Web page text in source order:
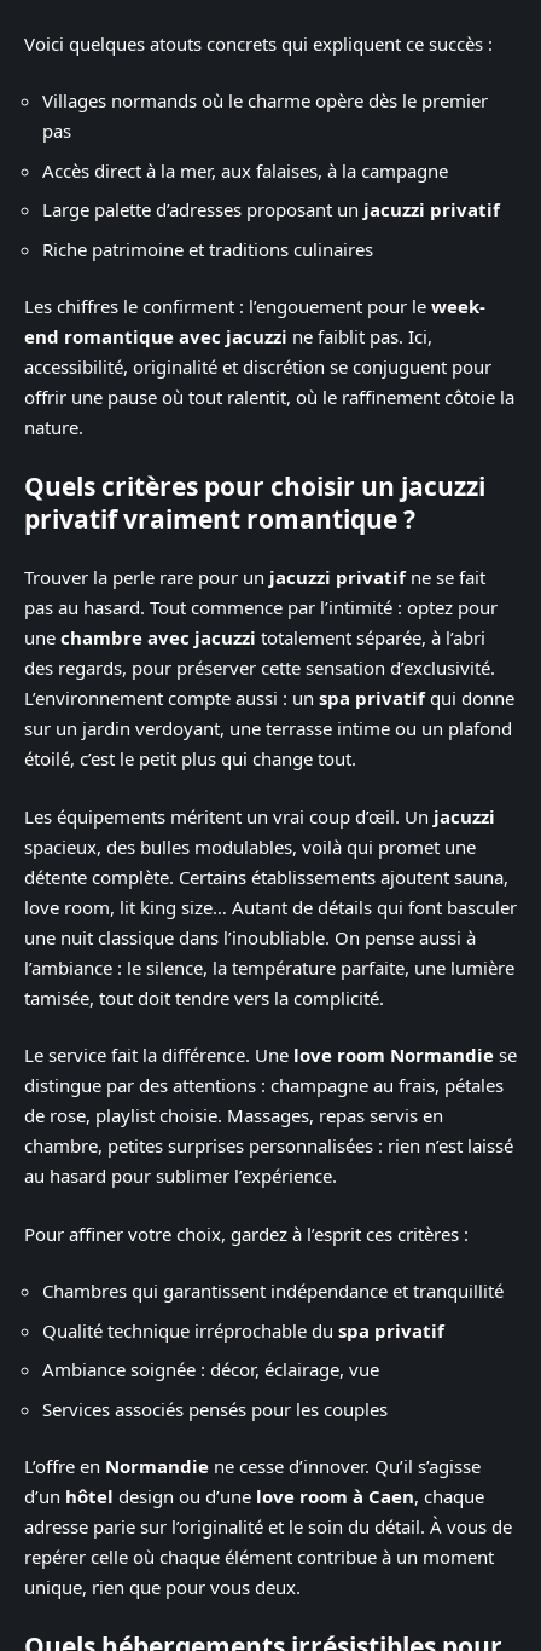
Voici quelques atouts concrets qui expliquent ce succès :
Villages normands où le charme opère dès le premier
pas
Accès direct à la mer, aux falaises, à la campagne
Large palette d’adresses proposant un jacuzzi privatif
Riche patrimoine et traditions culinaires
Les chiffres le confirment : l’engouement pour le week-
end romantique avec jacuzzi ne faiblit pas. Ici,
accessibilité, originalité et discrétion se conjuguent pour
offrir une pause où tout ralentit, où le raffinement côtoie la
nature.
Quels critères pour choisir un jacuzzi
privatif vraiment romantique ?
Trouver la perle rare pour un jacuzzi privatifne se fait
pas au hasard. Tout commence par l’intimité : optez pour
une chambre avec jacuzzi totalement séparée, à l’abri
des regards, pour préserver cette sensation d’exclusivité.
L’environnement compte aussi : un spa privatifqui donne
sur un jardin verdoyant, une terrasse intime ou un plafond
étoilé, c’est le petit plus qui change tout.
Les équipements méritent un vrai coup d’œil. Un jacuzzi
spacieux, des bulles modulables, voilà qui promet une
détente complète. Certains établissements ajoutent sauna,
love room, lit king size… Autant de détails qui font basculer
une nuit classique dans l’inoubliable. On pense aussi à
l’ambiance : le silence, la température parfaite, une lumière
tamisée, tout doit tendre vers la complicité.
Le service fait la différence. Une love room Normandie se
distingue par des attentions : champagne au frais, pétales
de rose, playlist choisie. Massages, repas servis en
chambre, petites surprises personnalisées : rien n’est laissé
au hasard pour sublimer l’expérience.
Pour affiner votre choix, gardez à l’esprit ces critères :
Chambres qui garantissent indépendance et tranquillité
Qualité technique irréprochable du spa privatif
Ambiance soignée : décor, éclairage, vue
Services associés pensés pour les couples
L’offre en Normandie ne cesse d’innover. Qu’il s’agisse
d’un hôtel design ou d’une love room à Caen, chaque
adresse parie sur l’originalité et le soin du détail. À vous de
repérer celle où chaque élément contribue à un moment
unique, rien que pour vous deux.